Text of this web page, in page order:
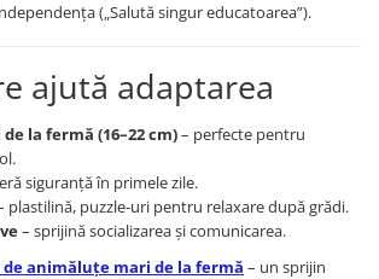
(„Salută singur educatoarea”).
ajută adaptarea
la fermă (16–22 cm)– perfecte pentru
siguranță în primele zile.
plastilină, puzzle-uri pentru relaxare după grădi.
– sprijină socializarea și comunicarea.
de animăluțe mari de la fermă – un sprijin